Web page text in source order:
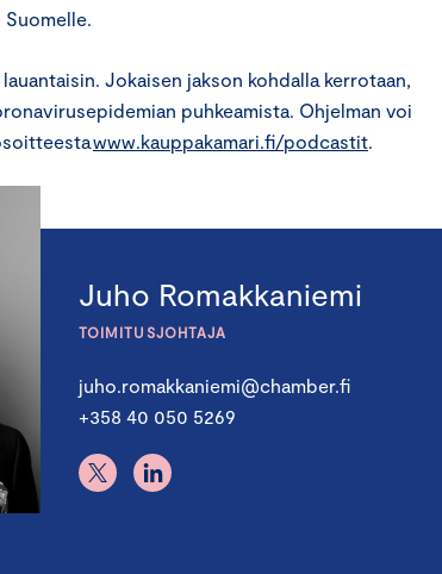
Jokaisen jakson kohdalla kerrotaan,
puhkeamista. Ohjelman voi
www.kauppakamari.fi/podcastit.
Juho Romakkaniemi
TOIMITUSJOHTAJA
juho.romakkaniemi@chamber.fi
+358 40 050 5269